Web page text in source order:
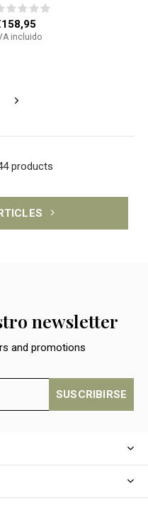
incluido
products
newsletter
and promotions
SUSCRIBIRSE